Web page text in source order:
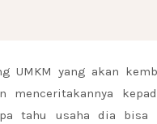
UMKM yang akan
menceritakannya
tahu usaha dia bisa